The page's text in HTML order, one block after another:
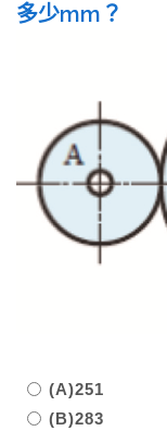
多少mm？
(A)251
(B)283